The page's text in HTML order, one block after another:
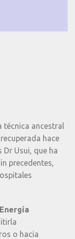
técnica ancestral
hace
Dr Usui, que ha
precedentes,
o hacia